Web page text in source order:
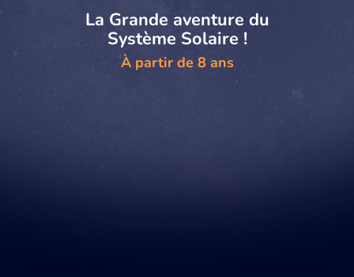
La Grande aventure du
Système Solaire !
À partir de 8 ans